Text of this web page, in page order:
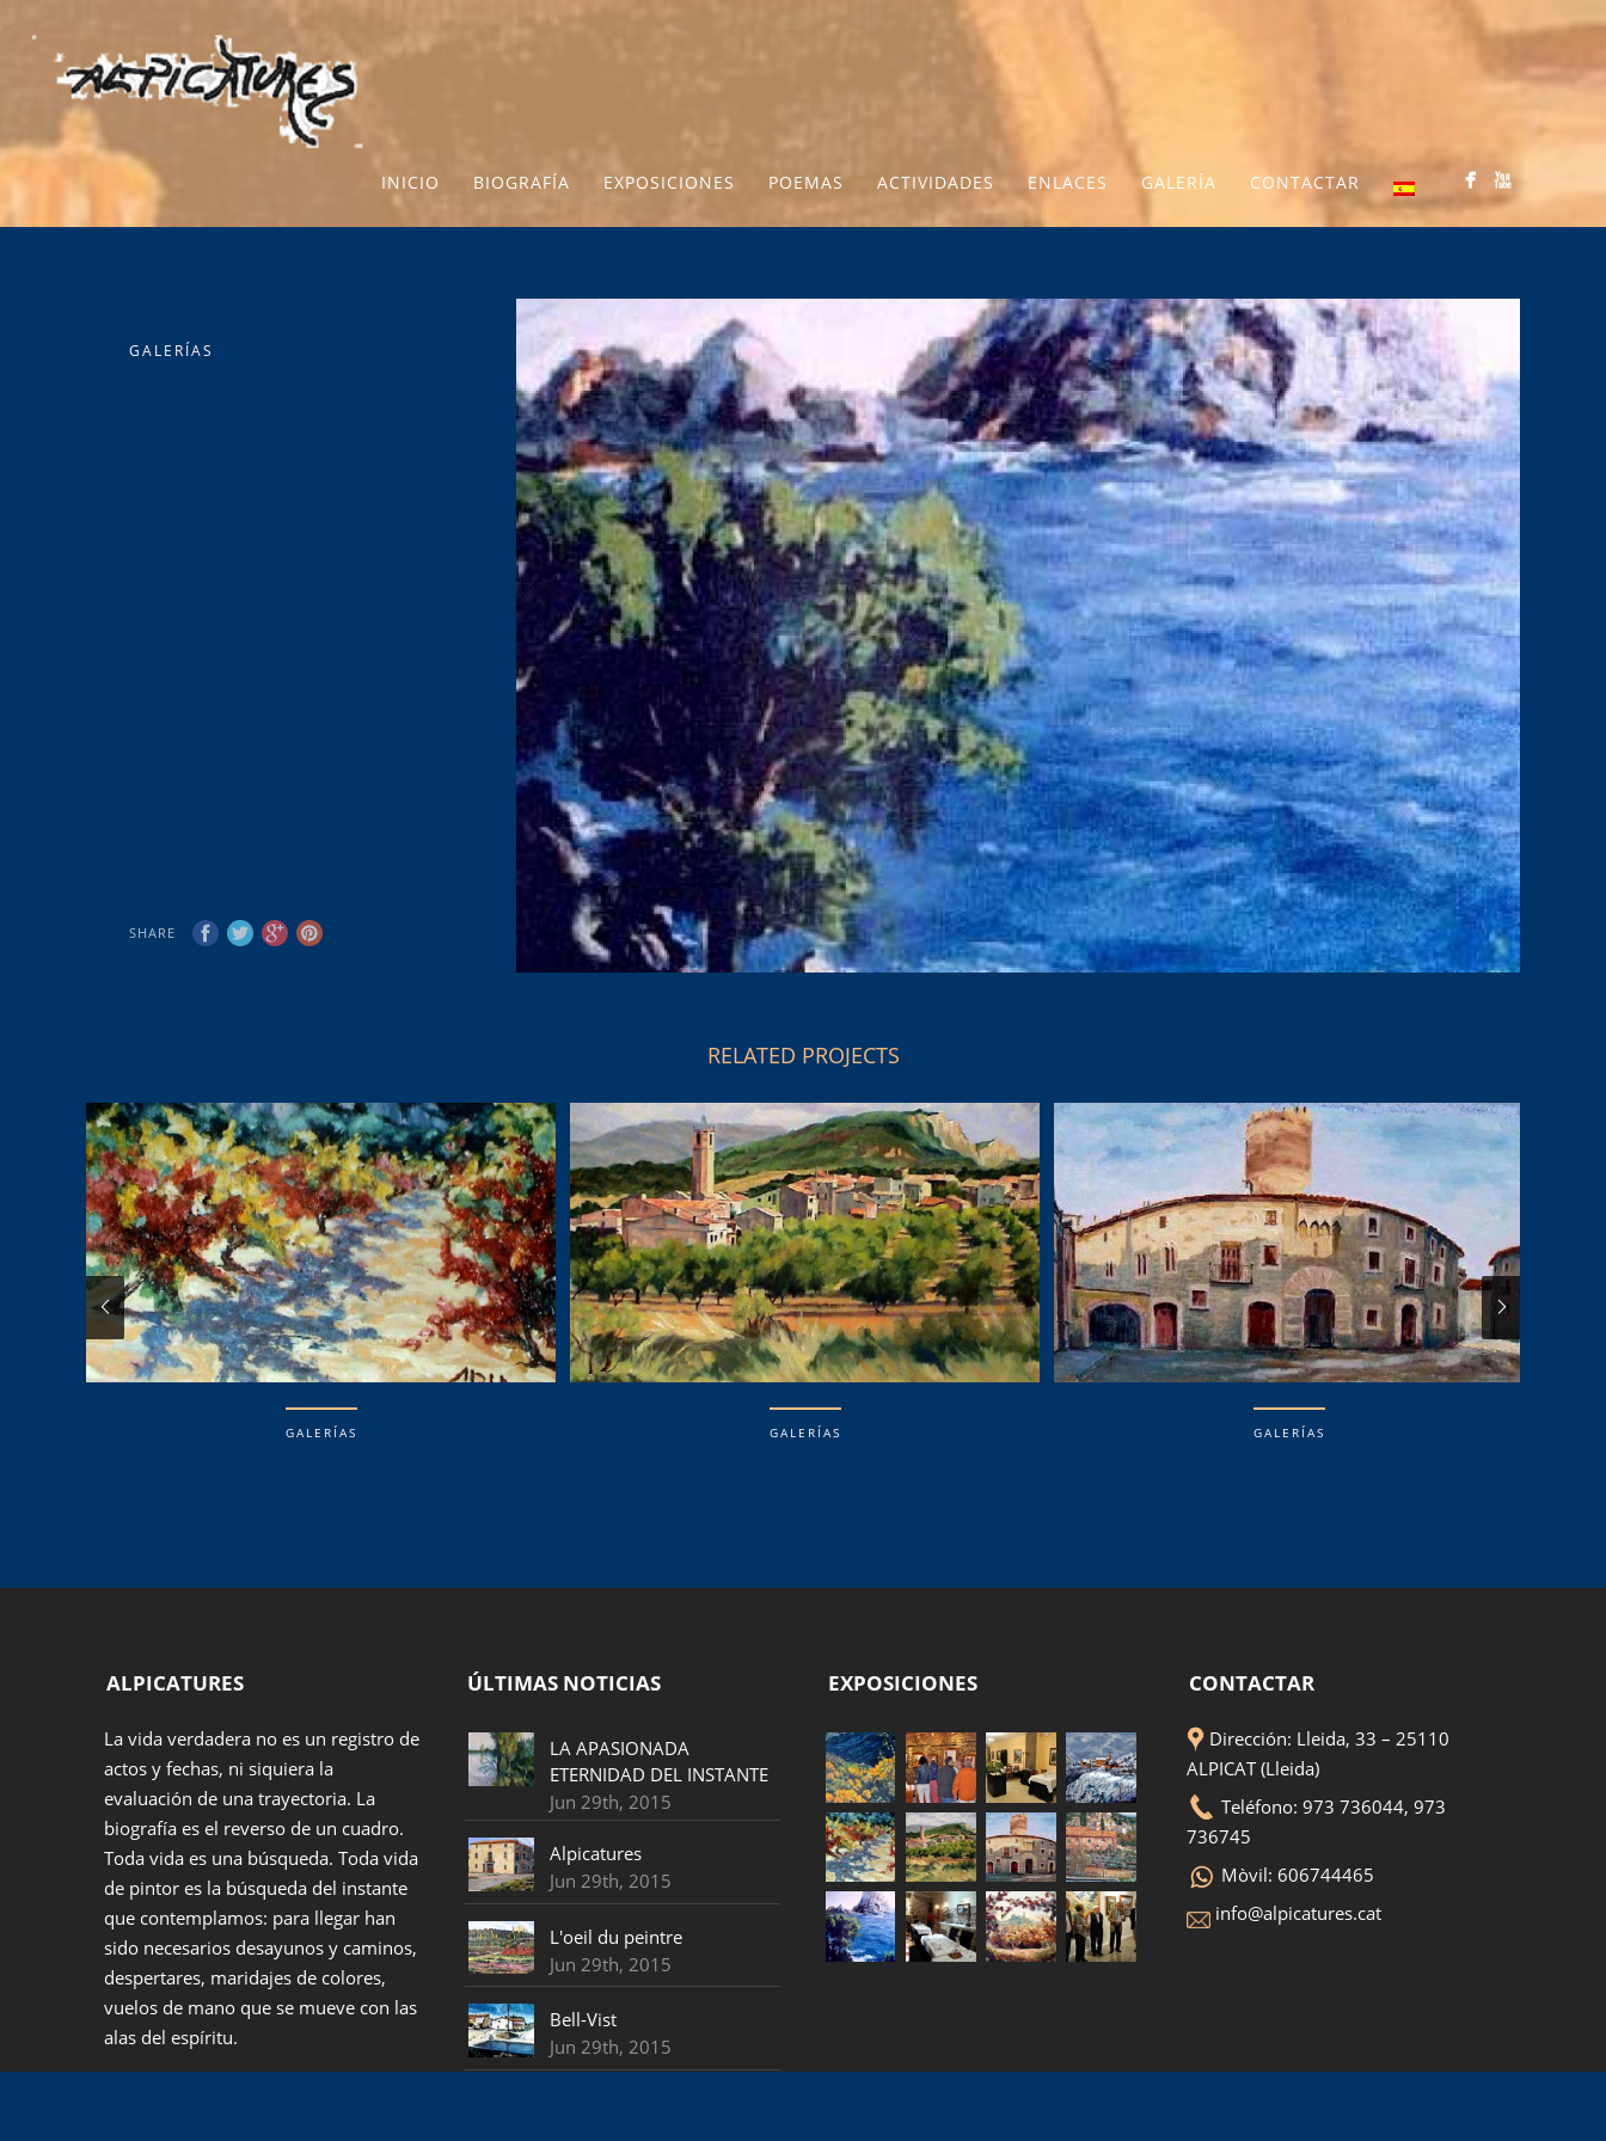
INICIO BIOGRAFÍA EXPOSICIONES POEMAS ACTIVIDADES ENLACES GALERÍA CONTACTAR
GALERÍAS
SHARE
RELATED PROJECTS
GALERÍAS GALERÍAS GALERÍAS
ALPICATURES
La vida verdadera no es un registro de
actos y fechas, ni siquiera la
evaluación de una trayectoria. La
biografía es el reverso de un cuadro.
Toda vida es una búsqueda. Toda vida
de pintor es la búsqueda del instante
que contemplamos: para llegar han
sido necesarios desayunos y caminos,
despertares, maridajes de colores,
vuelos de mano que se mueve con las
alas del espíritu.
ÚLTIMAS NOTICIAS
LA APASIONADA
ETERNIDAD DEL INSTANTE
Jun 29th, 2015
Alpicatures
Jun 29th, 2015
L'oeil du peintre
Jun 29th, 2015
Bell-Vist
Jun 29th, 2015
EXPOSICIONES CONTACTAR
Dirección: Lleida, 33 – 25110
ALPICAT (Lleida)
Teléfono: 973 736044, 973
736745
Mòvil: 606744465
info@alpicatures.cat